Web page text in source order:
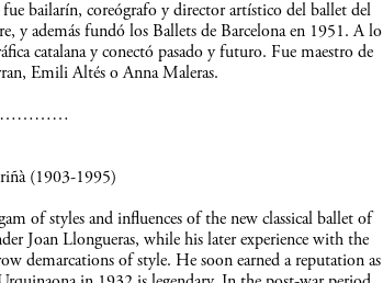
bailarín, coreógrafo y director artístico del ballet del
y además fundó los Ballets de Barcelona en 1951. A lo
catalana y conectó pasado y futuro. Fue maestro de
Emili Altés o Anna Maleras.
(1903-1995)
of styles and influences of the new classical ballet of
Joan Llongueras, while his later experience with the
demarcations of style. He soon earned a reputation as